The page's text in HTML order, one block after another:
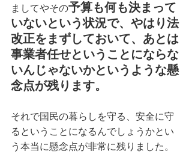
ましてやその予算も何も決まって
いないという状況で、やはり法
改正をまずしておいて、あとは
事業者任せということにならな
いんじゃないかというような懸
念点が残ります。
それで国民の暮らしを守る、安全に守
るということになるんでしょうかとい
う本当に懸念点が非常に残りました。